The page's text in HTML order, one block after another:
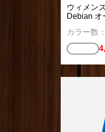
ウィメン
Debian オ
カラー数